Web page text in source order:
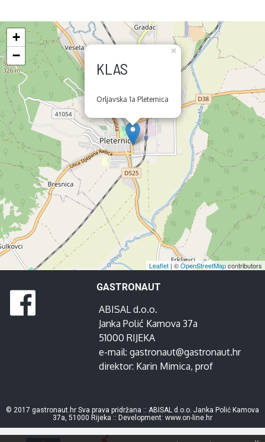
KLAS
Orljavska 1a Pleternica
×
+
−
Leaflet | ©OpenStreetMapcontributors
GASTRONAUT
ABISAL d.o.o.
Janka Polić Kamova 37a
51000 RIJEKA
e-mail: gastronaut@gastronaut.hr
direktor: Karin Mimica, prof
© 2017 gastronaut.hr Sva prava pridržana :: ABISAL d.o.o. Janka Polić Kamova
37a, 51000 Rijeka :: Development: www.on-line.hr